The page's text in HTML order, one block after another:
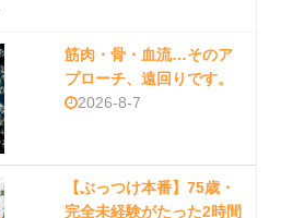
筋肉・骨・血流…そのア
プローチ、遠回りです。
2026-8-7
【ぶっつけ本番】75歳・
完全未経験がたった2時間